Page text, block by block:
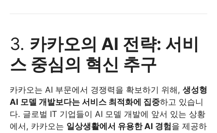
3. 카카오의 AI 전략: 서비
스 중심의 혁신 추구
카카오는 AI 부문에서 경쟁력을 확보하기 위해, 생성형
AI 모델 개발보다는 서비스 최적화에 집중하고 있습니
다. 글로벌 IT 기업들이 AI 모델 개발에 앞서 있는 상황
에서, 카카오는 일상생활에서 유용한 AI 경험을 제공하